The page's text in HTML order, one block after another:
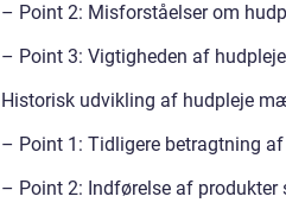
– Point 2: Misforståelser om
– Point 3: Vigtigheden af
Historisk udvikling af hudpleje
– Point 1: Tidligere betragtning
– Point 2: Indførelse af